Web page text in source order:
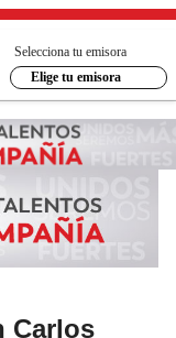
Selecciona tu emisora
Elige tu emisora
Carlos